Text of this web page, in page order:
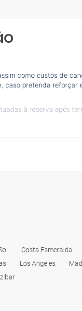
como custos de
caso pretenda
à reserva após
Costa Esmeralda
Los Angeles